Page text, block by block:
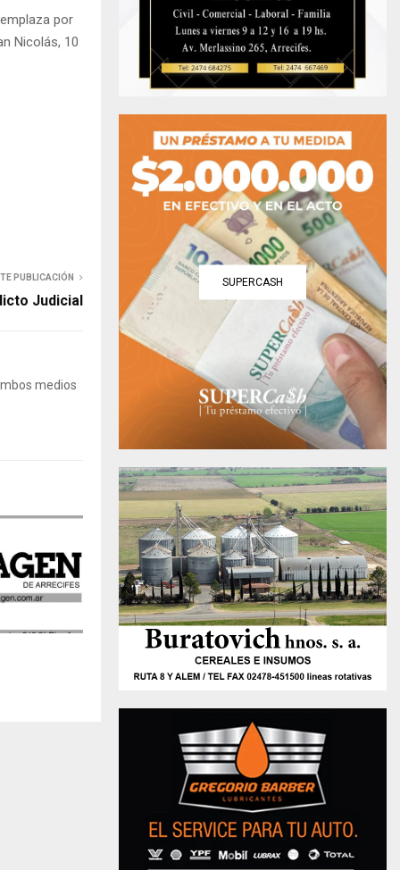
por
Nicolás, 10
PUBLICACIÓN
Judicial
medios
SUPERCASH